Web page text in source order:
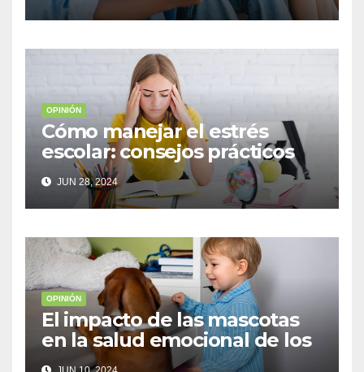
OPINIÓN
Cómo manejar el estrés
escolar: consejos prácticos
para adolescentes
JUN 28, 2024
OPINIÓN
El impacto de las mascotas
en la salud emocional de los
niños